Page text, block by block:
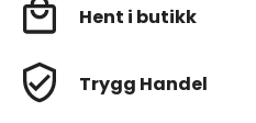
Hent i butikk
Trygg Handel